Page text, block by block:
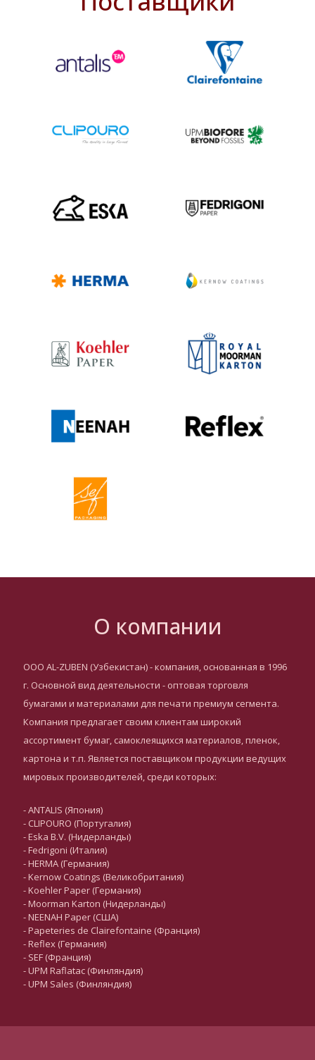
О компании
ООО AL-ZUBEN (Узбекистан) - компания, основанная в 1996
г. Основной вид деятельности - оптовая торговля
бумагами и материалами для печати премиум сегмента.
Компания предлагает своим клиентам широкий
ассортимент бумаг, самоклеящихся материалов, пленок,
картона и т.п. Является поставщиком продукции ведущих
мировых производителей, среди которых:
- ANTALIS (Япония)
- CLIPOURO (Португалия)
- Eska B.V. (Нидерланды)
- Fedrigoni (Италия)
- HERMA (Германия)
- Kernow Coatings (Великобритания)
- Koehler Paper (Германия)
- Moorman Karton (Нидерланды)
- NEENAH Paper (США)
- Papeteries de Clairefontaine (Франция)
- Reflex (Германия)
- SEF (Франция)
- UPM Raflatac (Финляндия)
- UPM Sales (Финляндия)